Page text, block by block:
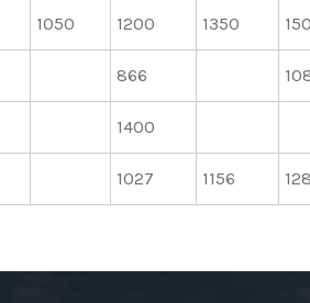
1050 1200 1350
866
1400
1027 1156